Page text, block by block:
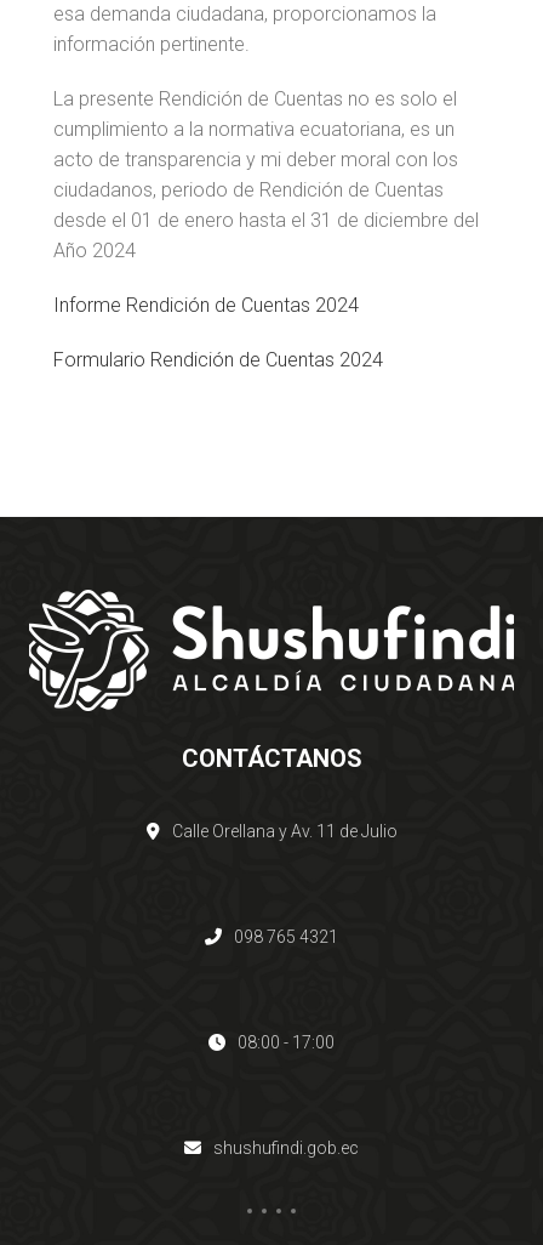
esa demanda ciudadana, proporcionamos la
información pertinente.
La presente Rendición de Cuentas no es solo el
cumplimiento a la normativa ecuatoriana, es un
acto de transparencia y mi deber moral con los
ciudadanos, periodo de Rendición de Cuentas
desde el 01 de enero hasta el 31 de diciembre del
Año 2024
Informe Rendición de Cuentas 2024
Formulario Rendición de Cuentas 2024
CONTÁCTANOS
Calle Orellana y Av. 11 de Julio
098 765 4321
08:00 - 17:00
shushufindi.gob.ec